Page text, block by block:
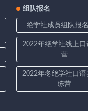
组队报名
绝学社成员组队报
2022年绝学社线上口
营
2022年冬绝学社口语
练营